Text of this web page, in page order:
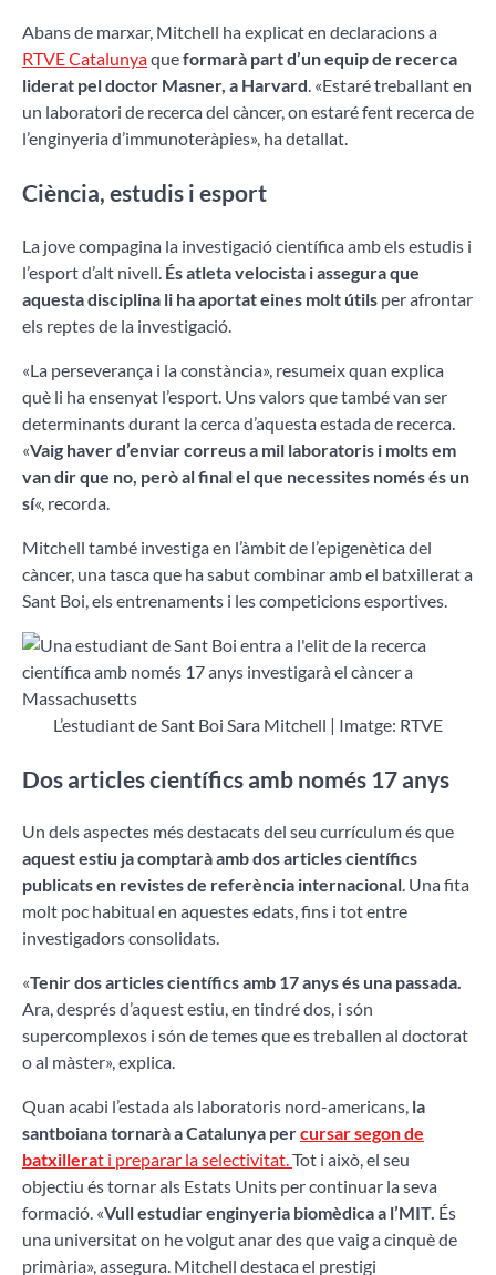
Abans de marxar, Mitchell ha explicat en declaracions a
RTVE Catalunyaqueformarà part d’un equip de recerca
liderat pel doctor Masner, a Harvard. «Estaré treballant en
un laboratori de recerca del càncer, on estaré fent recerca de
l’enginyeria d’immunoteràpies», ha detallat.
Ciència, estudis i esport
La jove compagina la investigació científica amb els estudis i
l’esport d’alt nivell. És atleta velocista i assegura que
aquesta disciplina li ha aportat eines molt útils per afrontar
els reptes de la investigació.
«La perseverança i la constància», resumeix quan explica
què li ha ensenyat l’esport. Uns valors que també van ser
determinants durant la cerca d’aquesta estada de recerca.
«Vaig haver d’enviar correus a mil laboratoris i molts em
van dir que no, però al final el que necessites només és un
sí«, recorda.
Mitchell també investiga en l’àmbit de l’epigenètica del
càncer, una tasca que ha sabut combinar amb el batxillerat a
Sant Boi, els entrenaments i les competicions esportives.
L’estudiant de Sant Boi Sara Mitchell | Imatge: RTVE
Dos articles científics amb només 17 anys
Un dels aspectes més destacats del seu currículum és que
aquest estiu ja comptarà amb dos articles científics
publicats en revistes de referència internacional. Una fita
molt poc habitual en aquestes edats, fins i tot entre
investigadors consolidats.
«Tenir dos articles científics amb 17 anys és una passada.
Ara, després d’aquest estiu, en tindré dos, i són
supercomplexos i són de temes que es treballen al doctorat
o al màster», explica.
Quan acabi l’estada als laboratoris nord-americans, la
santboiana tornarà a Catalunya percursar segon de
batxillerat i preparar la selectivitat.Tot i això, el seu
objectiu és tornar als Estats Units per continuar la seva
formació. «Vull estudiar enginyeria biomèdica a l’MIT. És
una universitat on he volgut anar des que vaig a cinquè de
primària», assegura. Mitchell destaca el prestigi